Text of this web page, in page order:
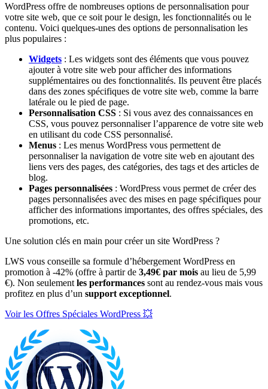
WordPress offre de nombreuses options de personnalisation pour
votre site web, que ce soit pour le design, les fonctionnalités ou le
contenu. Voici quelques-unes des options de personnalisation les
plus populaires :
Widgets : Les widgets sont des éléments que vous pouvez
ajouter à votre site web pour afficher des informations
supplémentaires ou des fonctionnalités. Ils peuvent être placés
dans des zones spécifiques de votre site web, comme la barre
latérale ou le pied de page.
Personnalisation CSS : Si vous avez des connaissances en
CSS, vous pouvez personnaliser l’apparence de votre site web
en utilisant du code CSS personnalisé.
Menus : Les menus WordPress vous permettent de
personnaliser la navigation de votre site web en ajoutant des
liens vers des pages, des catégories, des tags et des articles de
blog.
Pages personnalisées : WordPress vous permet de créer des
pages personnalisées avec des mises en page spécifiques pour
afficher des informations importantes, des offres spéciales, des
promotions, etc.
Une solution clés en main pour créer un site WordPress ?
LWS vous conseille sa formule d’hébergement WordPress en
promotion à -42% (offre à partir de 3,49€ par mois au lieu de 5,99
€). Non seulement les performances sont au rendez-vous mais vous
profitez en plus d’un support exceptionnel.
Voir les Offres Spéciales WordPress 💥